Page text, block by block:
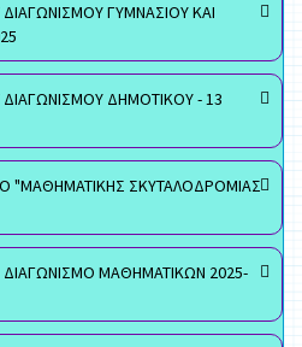
ΓΥΜΝΑΣΙΟΥ ΚΑΙ
ΔΗΜΟΤΙΚΟΥ - 13
"ΜΑΘΗΜΑΤΙΚΗΣ ΣΚΥΤΑΛΟΔΡΟΜΙΑΣ
ΜΑΘΗΜΑΤΙΚΩΝ 2025-